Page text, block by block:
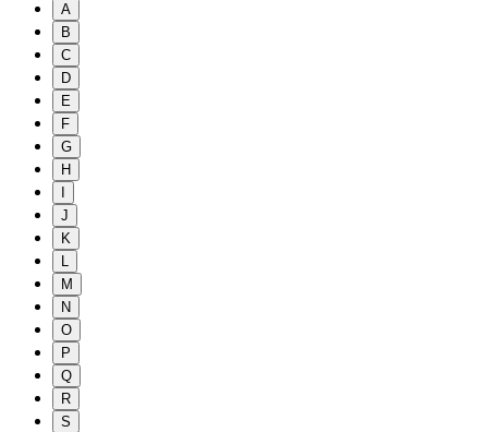
A
B
C
D
E
F
G
H
J
K
L
M
N
O
P
Q
R
S